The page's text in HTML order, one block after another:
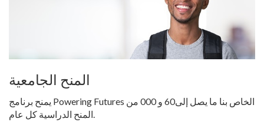
المنح الجامعية
يمنح برنامج Powering Futures الخاص بنا ما يصل إلى60 و 000 من
المنح الدراسية كل عام.